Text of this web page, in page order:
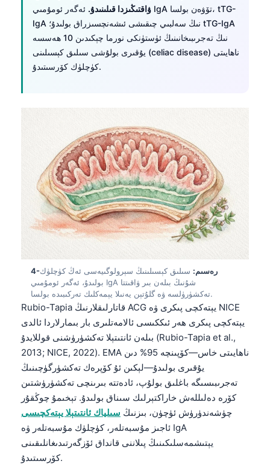
ۋاقتىڭىزدا قىلىنىدۇ. ئەگەر ئومۇمىي IgA تۆۋەن بولسا، tTG-
IgA نىڭ سەلبىي چىقىشى ئىشەنچسىزراق بولىدۇ؛ tTG-IgA
نىڭ تەجرىبىخانىنىڭ ئۈستۈنكى نورما چېكىدىن 10 ھەسسە
يۇقىرى بولۇشى سىلىق كېسىلىنى (celiac disease) ناھايىتى
كۈچلۈك كۆرسىتىدۇ.
4-رەسىم: سىلىق كېسىلىنىڭ سېرولوگىيەسى ئەڭ كۈچلۈك
بولىدۇ، ئەگەر ئومۇمىي IgA شۇنىڭ بىلەن بىر ۋاقىتتا
تەكشۈرۈلسە ۋە گلۇتېن يەنىلا يېمەكلىك تەركىبىدە بولسا.
Rubio-Tapia قاتارلىقلارنىڭ ACG يېتەكچى پىكرى ۋە NICE
يېتەكچى پىكرى ھەر ئىككىسى ئالامەتلىرى بار بىمارلاردا ئالدى
بىلەن ئانتىتېلا تەكشۈرۈشنى قوللايدۇ (Rubio-Tapia et al.,
2013; NICE, 2022). EMA ناھايىتى خاس—كۆپىنچە 95% دىن
يۇقىرى بولىدۇ—لېكىن ئۇ كۆپرەك تەكشۈرگۈچىنىڭ
تەجرىبىسىگە باغلىق بولۇپ، ئادەتتە بىرىنچى تەكشۈرۈشتىن
كۆرە دەلىللەش خاراكتېرلىك سىناق بولىدۇ. تېخىمۇ چوڭقۇر
چۈشەندۈرۈش ئۈچۈن، بىزنىڭ سىلياك ئانتىتېلا يېتەكچىسى
ئاجىز مۇسبەتلەر، كۈچلۈك مۇسبەتلەر ۋە IgA
يېتىشمەسلىكىنىڭ پىلاننى قانداق ئۆزگەرتىدىغانلىقىنى
كۆرسىتىدۇ.